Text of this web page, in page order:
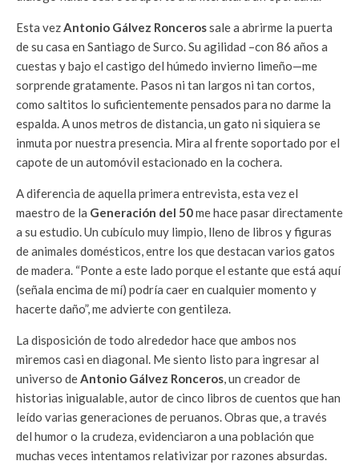
Esta vezAntonio Gálvez Roncerossale a abrirme la puerta
de su casa en Santiago de Surco. Su agilidad –con 86 años a
cuestas y bajo el castigo del húmedo invierno limeño—me
sorprende gratamente. Pasos ni tan largos ni tan cortos,
como saltitos lo suficientemente pensados para no darme la
espalda. A unos metros de distancia, un gato ni siquiera se
inmuta por nuestra presencia. Mira al frente soportado por el
capote de un automóvil estacionado en la cochera.
A diferencia de aquella primera entrevista, esta vez el
maestro de la Generación del 50me hace pasar directamente
a su estudio. Un cubículo muy limpio, lleno de libros y figuras
de animales domésticos, entre los que destacan varios gatos
de madera. “Ponte a este lado porque el estante que está aquí
(señala encima de mí) podría caer en cualquier momento y
hacerte daño”, me advierte con gentileza.
La disposición de todo alrededor hace que ambos nos
miremos casi en diagonal. Me siento listo para ingresar al
universo deAntonio Gálvez Ronceros, un creador de
historias inigualable, autor de cinco libros de cuentos que han
leído varias generaciones de peruanos. Obras que, a través
del humor o la crudeza, evidenciaron a una población que
muchas veces intentamos relativizar por razones absurdas.